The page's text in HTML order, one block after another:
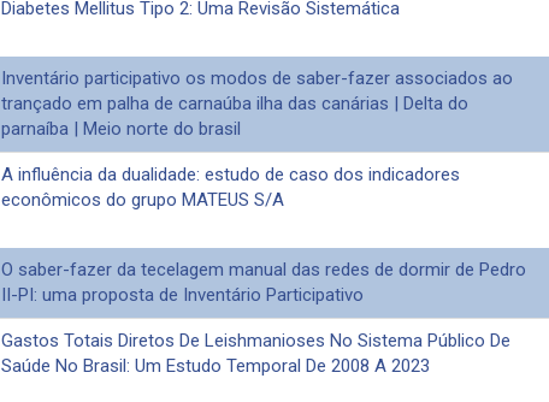
Diabetes Mellitus Tipo 2: Uma Revisão Sistemática
Inventário participativo os modos de saber-fazer associados ao
trançado em palha de carnaúba ilha das canárias | Delta do
parnaíba | Meio norte do brasil
A influência da dualidade: estudo de caso dos indicadores
econômicos do grupo MATEUS S/A
O saber-fazer da tecelagem manual das redes de dormir de Pedro
II-PI: uma proposta de Inventário Participativo
Gastos Totais Diretos De Leishmanioses No Sistema Público De
Saúde No Brasil: Um Estudo Temporal De 2008 A 2023